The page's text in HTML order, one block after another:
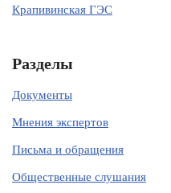
Крапивинская ГЭС
Разделы
Документы
Мнения экспертов
Письма и обращения
Общественные слушания